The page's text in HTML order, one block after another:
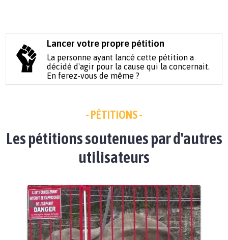
Lancer votre propre pétition
La personne ayant lancé cette pétition a
décidé d'agir pour la cause qui la concernait.
En ferez-vous de même ?
- PÉTITIONS -
Les pétitions soutenues par d'autres
utilisateurs